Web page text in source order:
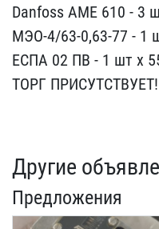
Danf​oss AME 610 - 3
МЭО-4/63-0,63-7​7 - 1
ЕСП​А 02 ПВ - 1 шт х
ТОРГ
Другие
Предложения